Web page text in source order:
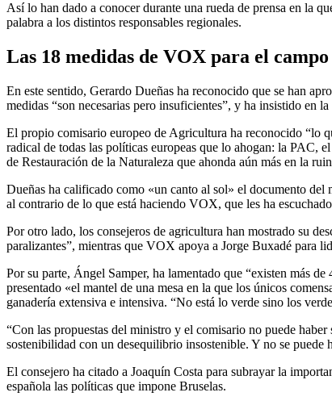
Así lo han dado a conocer durante una rueda de prensa en la
palabra a los distintos responsables regionales.
Las 18 medidas de VOX para el campo
En este sentido, Gerardo Dueñas ha reconocido que se han
medidas “son necesarias pero insuficientes”, y ha insistido en
El propio comisario europeo de Agricultura ha reconocido “lo
radical de todas las políticas europeas que lo ahogan: la PAC,
de Restauración de la Naturaleza que ahonda aún más en la
Dueñas ha calificado como «un canto al sol» el documento del
al contrario de lo que está haciendo VOX, que les ha
Por otro lado, los consejeros de agricultura han mostrado su
paralizantes”, mientras que VOX apoya a Jorge Buxadé para
Por su parte, Ángel Samper, ha lamentado que “existen más
presentado «el mantel de una mesa en la que los únicos
ganadería extensiva e intensiva. “No está lo verde sino los
“Con las propuestas del ministro y el comisario no puede
sostenibilidad con un desequilibrio insostenible. Y no se puede
El consejero ha citado a Joaquín Costa para subrayar la
española las políticas que impone Bruselas.